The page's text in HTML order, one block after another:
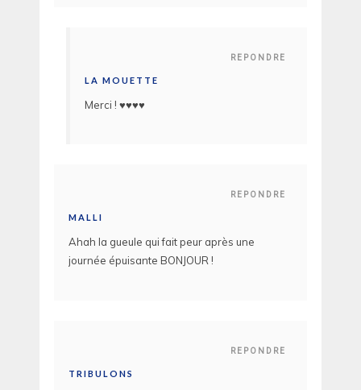
REPONDRE
LA MOUETTE
Merci ! ♥♥♥♥
REPONDRE
MALLI
Ahah la gueule qui fait peur après une
journée épuisante BONJOUR !
REPONDRE
TRIBULONS